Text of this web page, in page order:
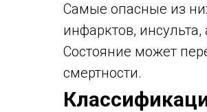
Самые опасные из
инфарктов,
Состояние может
смертности.